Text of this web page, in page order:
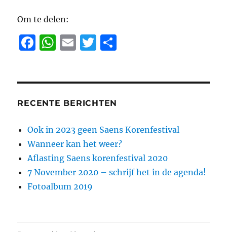
Om te delen:
F
b
o
o
k
W
A
p
p
E
T
r
RECENTE BERICHTEN
Ook in 2023 geen Saens Korenfestival
Wanneer kan het weer?
Aflasting Saens korenfestival 2020
7 November 2020 – schrijf het in de agenda!
Fotoalbum 2019